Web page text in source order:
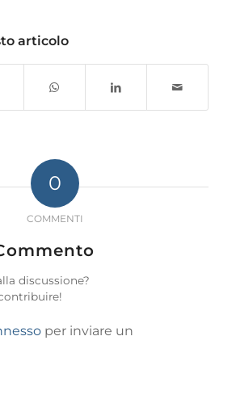
articolo
0
COMMENTI
discussione?
per inviare un